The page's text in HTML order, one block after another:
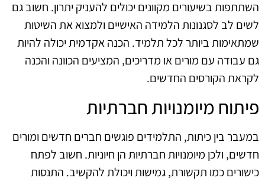
השתתפות בשיעורים מקוונים יכולים להעניק יתרון. חשוב גם
לשים לב לסגנונות הלמידה האישיים ולמצוא את השיטות
שמתאימות ביותר לכל תלמיד. הכנה אקדמית יכולה להיות
גם עבודה עם מורים או מדריכים, המציעים הכוונה והכנה
לקראת הקורסים החדשים.
פיתוח מיומנויות חברתיות
במעבר בין כיתות, התלמידים פוגשים חברים חדשים ומורים
חדשים, ולכן מיומנויות חברתיות הן חיוניות. חשוב לפתח
כישורים כמו תקשורת, גמישות ויכולת להקשיב. התנסות